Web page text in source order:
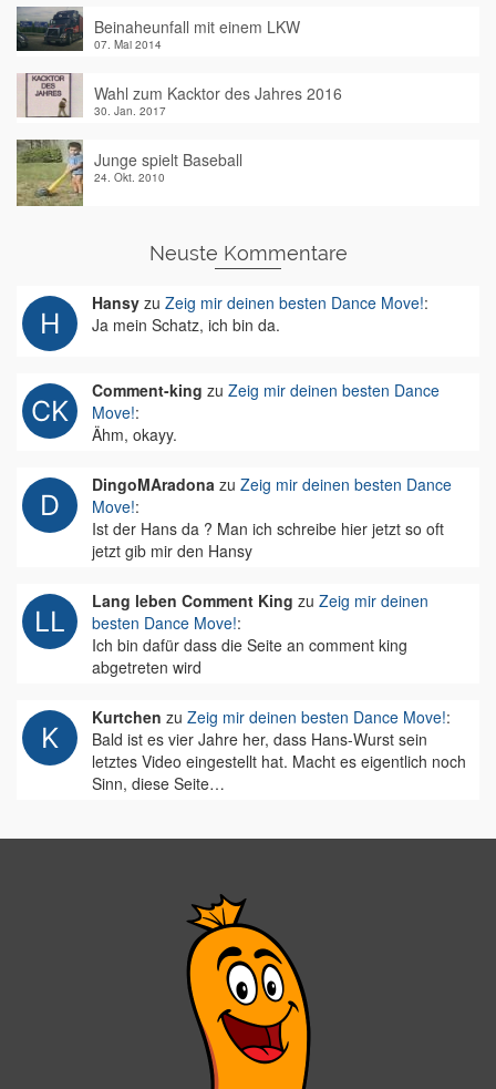
Beinaheunfall mit einem LKW
07. Mai 2014
Wahl zum Kacktor des Jahres 2016
30. Jan. 2017
Junge spielt Baseball
24. Okt. 2010
Neuste Kommentare
Hansy zu Zeig mir deinen besten Dance Move!:
Ja mein Schatz, ich bin da.
Comment-king zu Zeig mir deinen besten Dance
Move!:
Ähm, okayy.
DingoMAradona zu Zeig mir deinen besten Dance
Move!:
Ist der Hans da ? Man ich schreibe hier jetzt so oft
jetzt gib mir den Hansy
Lang leben Comment King zu Zeig mir deinen
besten Dance Move!:
Ich bin dafür dass die Seite an comment king
abgetreten wird
Kurtchen zu Zeig mir deinen besten Dance Move!:
Bald ist es vier Jahre her, dass Hans-Wurst sein
letztes Video eingestellt hat. Macht es eigentlich noch
Sinn, diese Seite…